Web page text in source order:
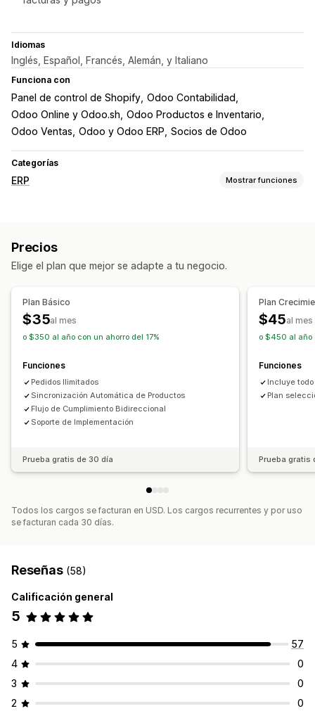
Idiomas
Inglés, Español, Francés, Alemán, y Italiano
Funciona con
Panel de control de Shopify Odoo Contabilidad
Odoo Online y Odoo.sh Odoo Productos e Inventario
Odoo Ventas Odoo y Odoo ERP Socios de Odoo
Categorías
ERP Mostrar funciones
Contabilidad y finanzas
Flujo de caja
Precios
Elige el plan que mejor se adapte a tu negocio.
Plan Básico
$35al mes
o $350 al año con un ahorro del 17%
Funciones
Pedidos Ilimitados
Sincronización Automática de Productos
Flujo de Cumplimiento Bidireccional
Soporte de Implementación
Prueba gratis de 30 día
Plan
$45al mes
o $450 al año
Funciones
Incluye
Plan
Prueba gratis
Todos los cargos se facturan en USD. Los cargos recurrentes y por uso
se facturan cada 30 días.
Reseñas (58)
Calificación general
5
5
57
4
0
3
0
2
0